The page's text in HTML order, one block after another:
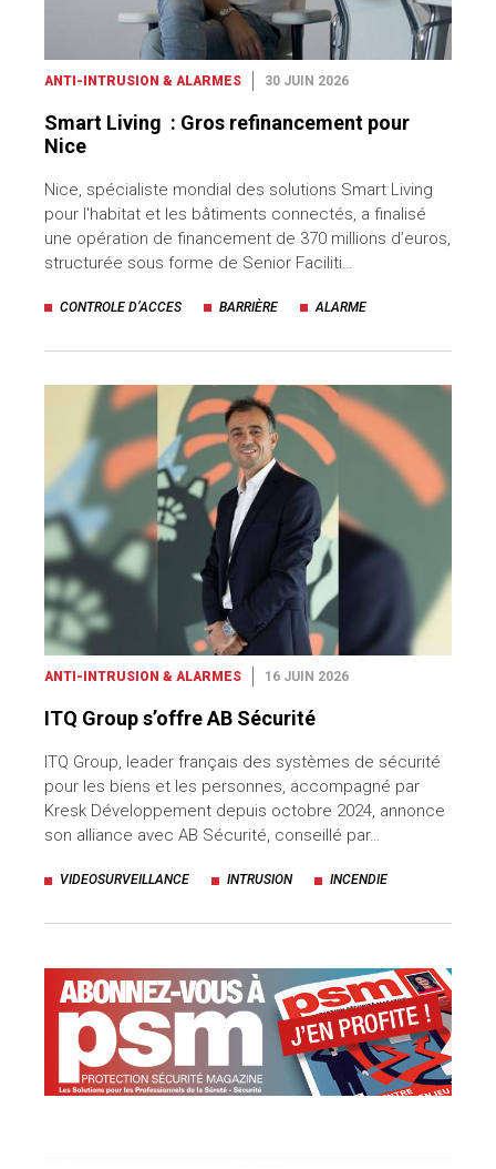
ANTI-INTRUSION & ALARMES 30 JUIN 2026
Smart Living : Gros refinancement pour
Nice
Nice, spécialiste mondial des solutions Smart Living
pour l'habitat et les bâtiments connectés, a finalisé
une opération de financement de 370 millions d’euros,
structurée sous forme de Senior Faciliti…
CONTROLE D’ACCES BARRIÈRE ALARME
ANTI-INTRUSION & ALARMES 16 JUIN 2026
ITQ Group s’offre AB Sécurité
ITQ Group, leader français des systèmes de sécurité
pour les biens et les personnes, accompagné par
Kresk Développement depuis octobre 2024, annonce
son alliance avec AB Sécurité, conseillé par…
VIDEOSURVEILLANCE INTRUSION INCENDIE